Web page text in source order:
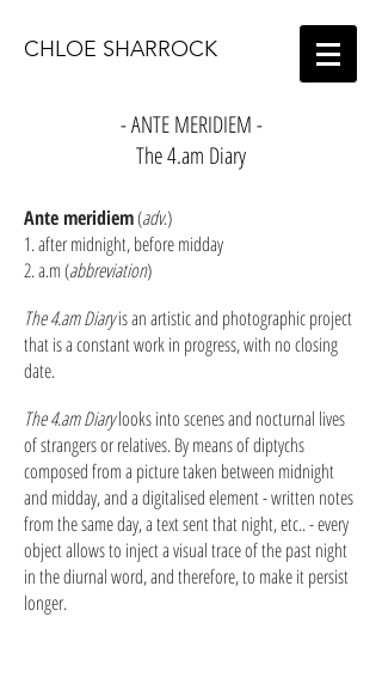
CHLOE SHARROCK
- ANTE MERIDIEM -
The 4.am Diary
Ante meridiem(adv.)
​1. after midnight, before midday
2. a.m (abbreviation)
The 4.am Diaryis an artistic and photographic project
that is a constant work in progress, with no closing
date.
The 4.am Diarylooks into scenes and nocturnal lives
of strangers or relatives. By means of diptychs
composed from a picture taken between midnight
and midday, and a digitalised element - written notes
from the same day, a text sent that night, etc.. - every
object allows to inject a visual trace of the past night
in the diurnal word, and therefore, to make it persist
longer.